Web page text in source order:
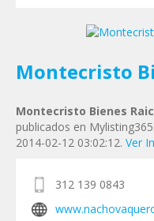
Montecristo
Montecristo Bienes
publicados en
2014-02-12 03:02:12. Ver
312 139 0843